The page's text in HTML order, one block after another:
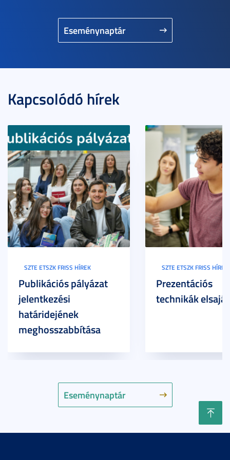
Eseménynaptár
Kapcsolódó hírek
Eseménynaptár
SZTE ETSZK FRISS HÍREK
Publikációs pályázat
jelentkezési
határidejének
meghosszabbítása
SZTE ETSZK FRISS HÍREK
Prezentációs
technikák